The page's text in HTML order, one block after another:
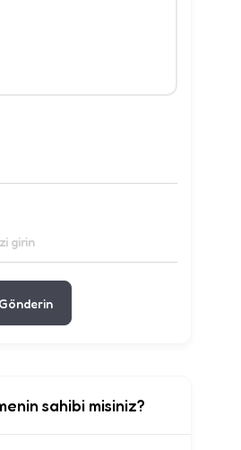
sahibi misiniz?